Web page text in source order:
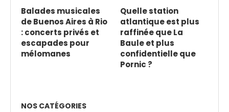
Balades musicales
de Buenos Aires à Rio
: concerts privés et
escapades pour
mélomanes
Quelle station
atlantique est plus
raffinée que La
Baule et plus
confidentielle que
Pornic ?
NOS CATÉGORIES